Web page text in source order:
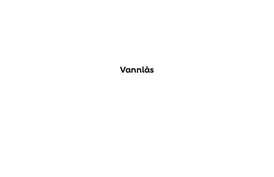
Vannlås